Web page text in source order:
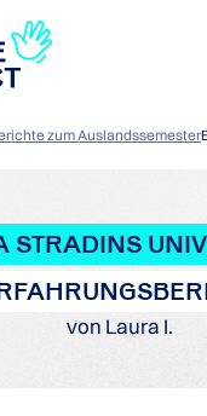
zum Auslandssemester
STRADINS
von Laura I.